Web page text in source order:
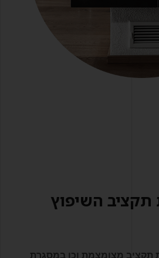
השיפוץ
תקציב מצומצמת וכן במסגרת